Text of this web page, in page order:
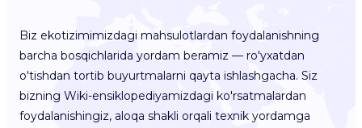
Biz ekotizimimizdagi mahsulotlardan foydalanishning
barcha bosqichlarida yordam beramiz — ro'yxatdan
o'tishdan tortib buyurtmalarni qayta ishlashgacha. Siz
bizning Wiki-ensiklopediyamizdagi ko'rsatmalardan
foydalanishingiz, aloqa shakli orqali texnik yordamga